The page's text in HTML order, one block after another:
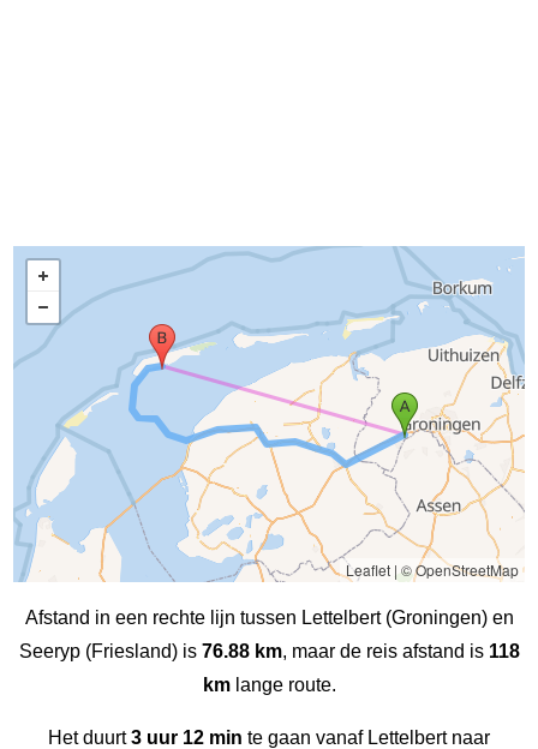
Leaflet| © OpenStreetMap
Afstand in een rechte lijn tussen Lettelbert (Groningen) en
Seeryp (Friesland) is 76.88 km, maar de reis afstand is 118
kmlange route.
Het duurt3 uur 12 min te gaan vanaf Lettelbert naar